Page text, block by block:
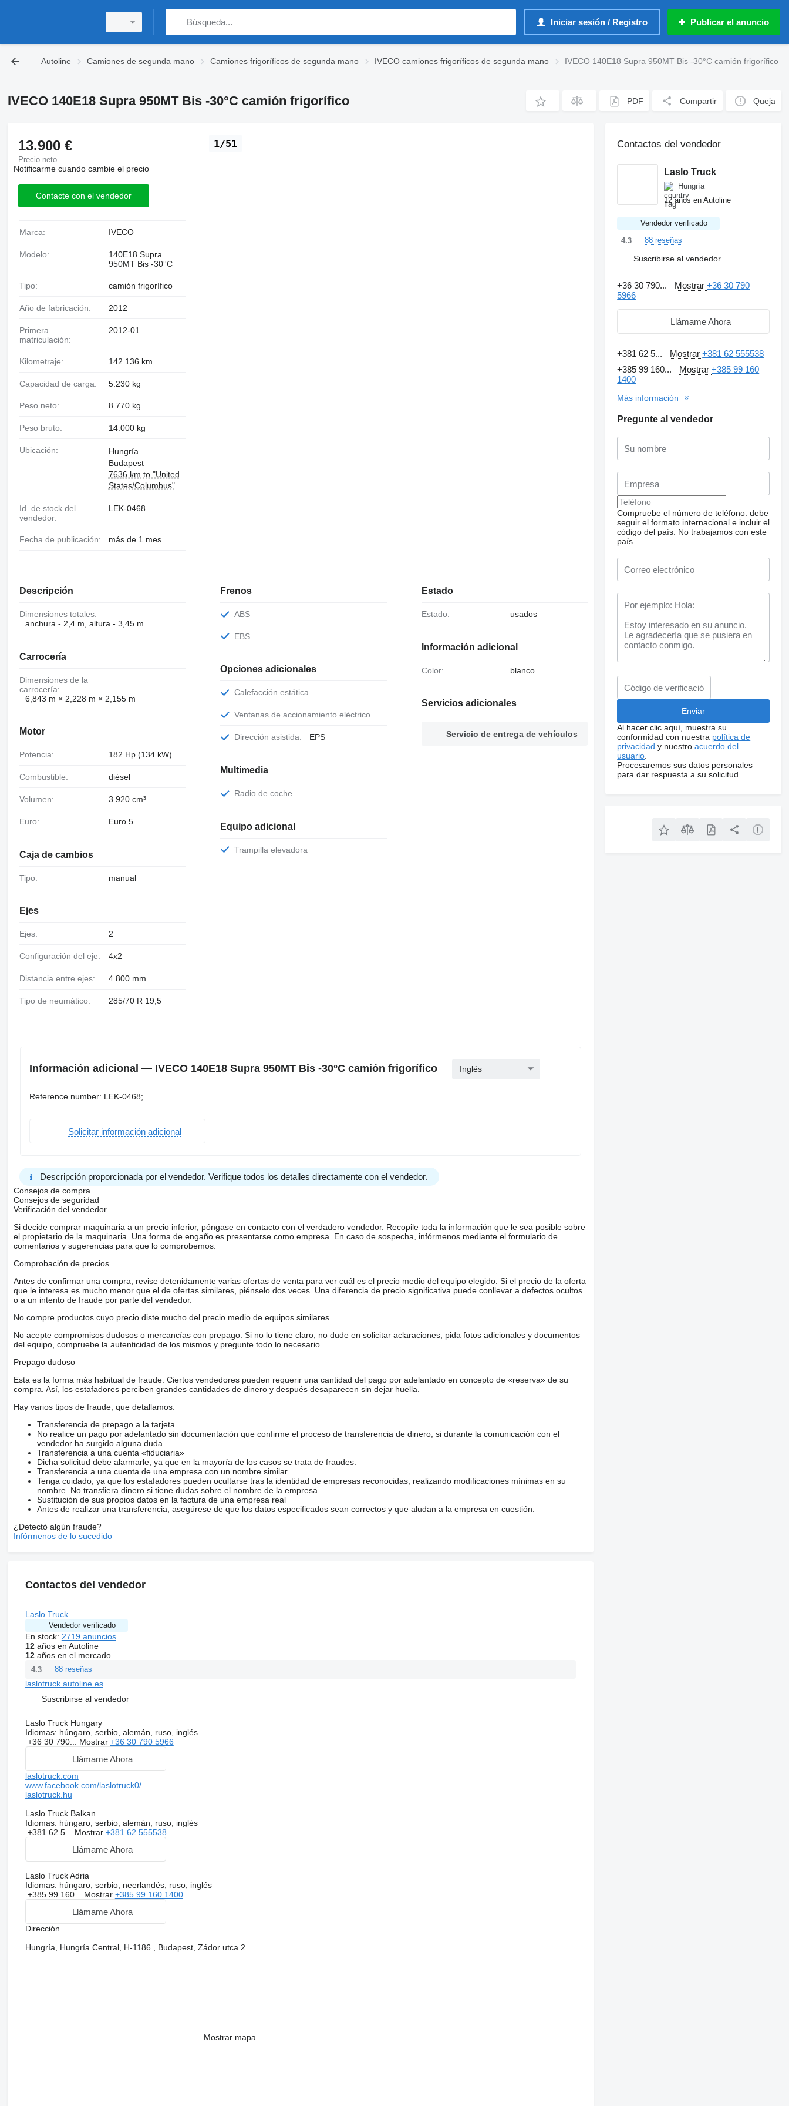
Iniciar sesión / Registro Publicar el anuncio
Autoline Camiones de segunda mano Camiones frigoríficos de segunda mano IVECO camiones frigoríficos de segunda mano IVECO 140E18 Supra 950MT Bis -30°C camión frigorífico
IVECO 140E18 Supra 950MT Bis -30°C camión frigorífico PDF Compartir Queja
1/51
13.900 €
Precio neto
Notificarme cuando cambie el precio
Contacte con el vendedor
Marca: IVECO
Modelo:
140E18 Supra
950MT Bis -30°C
Tipo: camión frigorífico
Año de fabricación: 2012
Primera
matriculación:
2012-01
Kilometraje: 142.136 km
Capacidad de carga: 5.230 kg
Peso neto: 8.770 kg
Peso bruto: 14.000 kg
Ubicación:
Hungría
Budapest
7636 km to "United
States/Columbus"
Id. de stock del
vendedor:
LEK-0468
Fecha de publicación: más de 1 mes
Descripción
Dimensiones totales:
anchura - 2,4 m, altura - 3,45 m
Carrocería
Dimensiones de la
carrocería:
6,843 m × 2,228 m × 2,155 m
Motor
Potencia: 182 Hp (134 kW)
Combustible: diésel
Volumen: 3.920 cm³
Euro: Euro 5
Caja de cambios
Tipo: manual
Ejes
Ejes: 2
Configuración del eje: 4x2
Distancia entre ejes: 4.800 mm
Tipo de neumático: 285/70 R 19,5
Frenos
ABS
EBS
Opciones adicionales
Calefacción estática
Ventanas de accionamiento eléctrico
Dirección asistida: EPS
Multimedia
Radio de coche
Equipo adicional
Trampilla elevadora
Estado
Estado: usados
Información adicional
Color: blanco
Servicios adicionales
Servicio de entrega de vehículos
Información adicional — IVECO 140E18 Supra 950MT Bis -30°C camión frigorífico Inglés
Reference number: LEK-0468;
Solicitar información adicional
Descripción proporcionada por el vendedor. Verifique todos los detalles directamente con el vendedor.
Consejos de compra
Consejos de seguridad
Verificación del vendedor
Si decide comprar maquinaria a un precio inferior, póngase en contacto con el verdadero vendedor. Recopile toda la información que le sea posible sobre
el propietario de la maquinaria. Una forma de engaño es presentarse como empresa. En caso de sospecha, infórmenos mediante el formulario de
comentarios y sugerencias para que lo comprobemos.
Comprobación de precios
Antes de confirmar una compra, revise detenidamente varias ofertas de venta para ver cuál es el precio medio del equipo elegido. Si el precio de la oferta
que le interesa es mucho menor que el de ofertas similares, piénselo dos veces. Una diferencia de precio significativa puede conllevar a defectos ocultos
o a un intento de fraude por parte del vendedor.
No compre productos cuyo precio diste mucho del precio medio de equipos similares.
No acepte compromisos dudosos o mercancías con prepago. Si no lo tiene claro, no dude en solicitar aclaraciones, pida fotos adicionales y documentos
del equipo, compruebe la autenticidad de los mismos y pregunte todo lo necesario.
Prepago dudoso
Esta es la forma más habitual de fraude. Ciertos vendedores pueden requerir una cantidad del pago por adelantado en concepto de «reserva» de su
compra. Así, los estafadores perciben grandes cantidades de dinero y después desaparecen sin dejar huella.
Hay varios tipos de fraude, que detallamos:
Transferencia de prepago a la tarjeta
No realice un pago por adelantado sin documentación que confirme el proceso de transferencia de dinero, si durante la comunicación con el
vendedor ha surgido alguna duda.
Transferencia a una cuenta «fiduciaria»
Dicha solicitud debe alarmarle, ya que en la mayoría de los casos se trata de fraudes.
Transferencia a una cuenta de una empresa con un nombre similar
Tenga cuidado, ya que los estafadores pueden ocultarse tras la identidad de empresas reconocidas, realizando modificaciones mínimas en su
nombre. No transfiera dinero si tiene dudas sobre el nombre de la empresa.
Sustitución de sus propios datos en la factura de una empresa real
Antes de realizar una transferencia, asegúrese de que los datos especificados sean correctos y que aludan a la empresa en cuestión.
¿Detectó algún fraude?
Infórmenos de lo sucedido
Contactos del vendedor
Laslo Truck
Vendedor verificado
En stock: 2719 anuncios
12años en Autoline
12años en el mercado
4.3 88 reseñas
laslotruck.autoline.es
Suscribirse al vendedor
Laslo Truck Hungary
Idiomas: húngaro, serbio, alemán, ruso, inglés
+36 30 790... Mostrar +36 30 790 5966
Llámame Ahora
laslotruck.com
www.facebook.com/laslotruck0/
laslotruck.hu
Laslo Truck Balkan
Idiomas: húngaro, serbio, alemán, ruso, inglés
+381 62 5... Mostrar +381 62 555538
Llámame Ahora
Laslo Truck Adria
Idiomas: húngaro, serbio, neerlandés, ruso, inglés
+385 99 160... Mostrar +385 99 160 1400
Llámame Ahora
Dirección
Hungría, Hungría Central, H-1186 , Budapest, Zádor utca 2
Mostrar mapa
Contactos del vendedor
Laslo Truck
Hungría
12 años en Autoline
Vendedor verificado
4.3
88 reseñas
Suscribirse al vendedor
+36 30 790... Mostrar+36 30 790
5966
Llámame Ahora
+381 62 5... Mostrar+381 62 555538
+385 99 160...
Mostrar+385 99 160
1400
Más información
Pregunte al vendedor
Compruebe el número de teléfono: debe
seguir el formato internacional e incluir el
código del país. No trabajamos con este
país
Al hacer clic aquí, muestra su
conformidad con nuestra política de
privacidad y nuestroacuerdo del
usuario
Procesaremos sus datos personales
para dar respuesta a su solicitud.